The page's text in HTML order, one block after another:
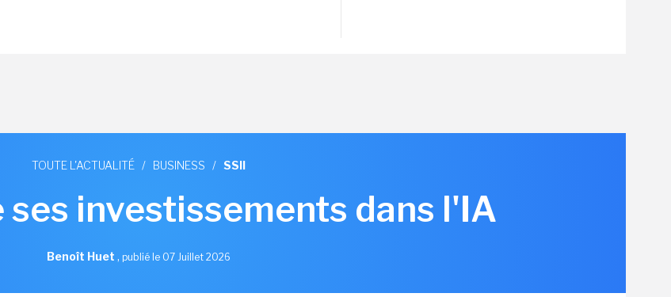
TOUTE L'ACTUALITÉ / BUSINESS / SSII
ses investissements dans l'IA
Benoît Huet , publié le 07 Juillet 2026